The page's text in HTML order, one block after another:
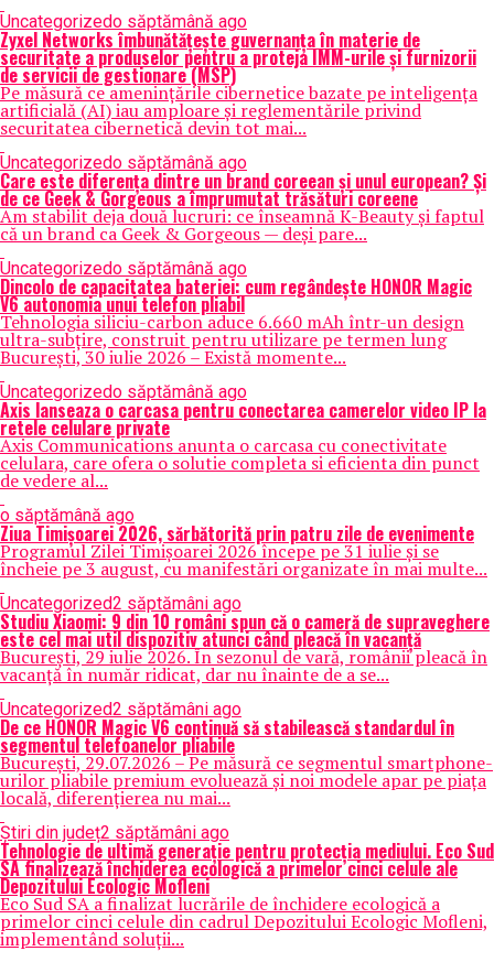
Uncategorizedo săptămână ago
Zyxel Networks îmbunătățește guvernanța în materie de
securitate a produselor pentru a proteja IMM-urile și furnizorii
de servicii de gestionare (MSP)
Pe măsură ce amenințările cibernetice bazate pe inteligența
artificială (AI) iau amploare și reglementările privind
securitatea cibernetică devin tot mai...
Uncategorizedo săptămână ago
Care este diferența dintre un brand coreean și unul european? Și
de ce Geek & Gorgeous a împrumutat trăsături coreene
Am stabilit deja două lucruri: ce înseamnă K-Beauty și faptul
că un brand ca Geek & Gorgeous — deși pare...
Uncategorizedo săptămână ago
Dincolo de capacitatea bateriei: cum regândește HONOR Magic
V6 autonomia unui telefon pliabil
Tehnologia siliciu-carbon aduce 6.660 mAh într-un design
ultra-subțire, construit pentru utilizare pe termen lung
București, 30 iulie 2026 – Există momente...
Uncategorizedo săptămână ago
Axis lanseaza o carcasa pentru conectarea camerelor video IP la
retele celulare private
Axis Communications anunta o carcasa cu conectivitate
celulara, care ofera o solutie completa si eficienta din punct
de vedere al...
o săptămână ago
Ziua Timișoarei 2026, sărbătorită prin patru zile de evenimente
Programul Zilei Timișoarei 2026 începe pe 31 iulie și se
încheie pe 3 august, cu manifestări organizate în mai multe...
Uncategorized2 săptămâni ago
Studiu Xiaomi: 9 din 10 români spun că o cameră de supraveghere
este cel mai util dispozitiv atunci când pleacă în vacanță
București, 29 iulie 2026. În sezonul de vară, românii pleacă în
vacanță în număr ridicat, dar nu înainte de a se...
Uncategorized2 săptămâni ago
De ce HONOR Magic V6 continuă să stabilească standardul în
segmentul telefoanelor pliabile
București, 29.07.2026 – Pe măsură ce segmentul smartphone-
urilor pliabile premium evoluează și noi modele apar pe piața
locală, diferențierea nu mai...
Știri din județ2 săptămâni ago
Tehnologie de ultimă generație pentru protecția mediului. Eco Sud
SA finalizează închiderea ecologică a primelor cinci celule ale
Depozitului Ecologic Mofleni
Eco Sud SA a finalizat lucrările de închidere ecologică a
primelor cinci celule din cadrul Depozitului Ecologic Mofleni,
implementând soluții...